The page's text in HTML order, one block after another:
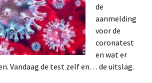
de
aanmelding
voor de
coronatest
en wat er
Vandaag de test zelf en… de uitslag.